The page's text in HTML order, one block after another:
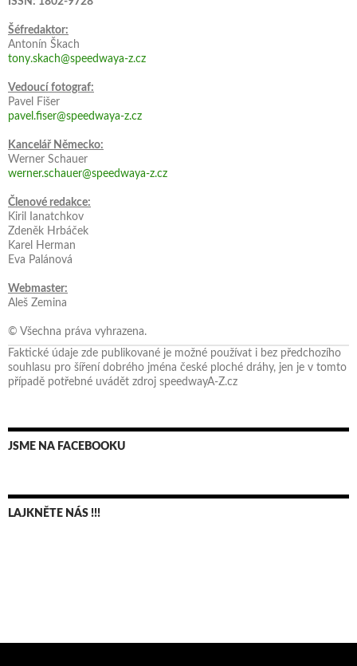
Šéfredaktor:
Antonín Škach
tony.skach@speedwaya-z.cz
Vedoucí fotograf:
Pavel Fišer
pavel.fiser@speedwaya-z.cz
Kancelář Německo:
Werner Schauer
werner.schauer@speedwaya-z.cz
Členové redakce:
Kiril Ianatchkov
Zdeněk Hrbáček
Karel Herman
Eva Palánová
Webmaster:
Aleš Zemina
© Všechna práva vyhrazena.
Faktické údaje zde publikované je možné používat i bez předchozího
souhlasu pro šíření dobrého jména české ploché dráhy, jen je v tomto
případě potřebné uvádět zdroj speedwayA-Z.cz
JSME NA FACEBOOKU
LAJKNĚTE NÁS !!!